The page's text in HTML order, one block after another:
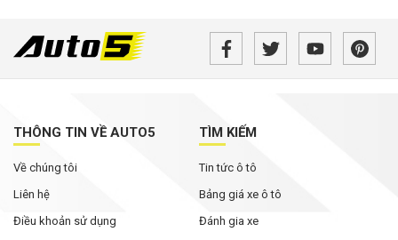
THÔNG TIN VỀ AUTO5
Về chúng tôi
Liên hệ
Điều khoản sử dụng
TÌM KIẾM
Tin tức ô tô
Bảng giá xe ô tô
Đánh gia xe